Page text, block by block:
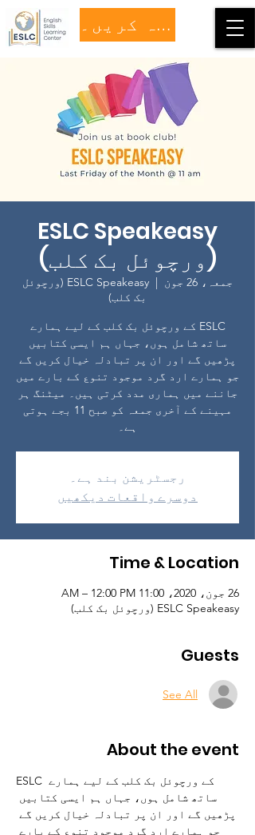
عطیہ کریں۔
ESLC Speakeasy
(ورچوئل بک کلب)
جمعہ، 26 جون
  |
ESLC Speakeasy (ورچوئل
بک کلب)
ESLC کے ورچوئل بک کلب کے لیے ہمارے
ساتھ شامل ہوں، جہاں ہم ایسی کتابیں
پڑھیں گے اور ان پر تبادلہ خیال کریں گے
جو ہمارے ارد گرد موجود تنوع کے بارے میں
جاننے میں ہماری مدد کرتی ہیں۔ میٹنگ ہر
مہینے کے آخری جمعہ کو صبح 11 بجے ہوتی
ہے۔
رجسٹریشن بند ہے۔
دوسرے واقعات دیکھیں
Time & Location
26 جون، 2020، 11:00 AM – 12:00 PM
ESLC Speakeasy (ورچوئل بک کلب)
Guests
See All
About the event
ESLC کے ورچوئل بک کلب کے لیے ہمارے
ساتھ شامل ہوں، جہاں ہم ایسی کتابیں
پڑھیں گے اور ان پر تبادلہ خیال کریں گے
جو ہمارے ارد گرد موجود تنوع کے بارے